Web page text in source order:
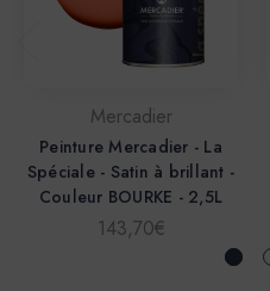
Mercadier
Peinture Mercadier - La
Spéciale - Satin à brillant -
Couleur BOURKE - 2,5L
143,70€